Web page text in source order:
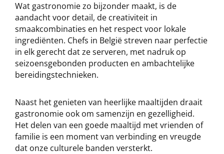
Wat gastronomie zo bijzonder maakt, is de
aandacht voor detail, de creativiteit in
smaakcombinaties en het respect voor lokale
ingrediënten. Chefs in België streven naar perfectie
in elk gerecht dat ze serveren, met nadruk op
seizoensgebonden producten en ambachtelijke
bereidingstechnieken.
Naast het genieten van heerlijke maaltijden draait
gastronomie ook om samenzijn en gezelligheid.
Het delen van een goede maaltijd met vrienden of
familie is een moment van verbinding en vreugde
dat onze culturele banden versterkt.